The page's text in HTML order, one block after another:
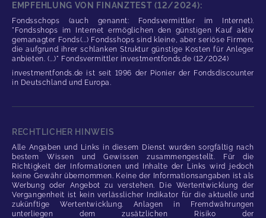
EMPFEHLUNG VON FINANZTEST (12/2024):
Fondsschops (auch genannt: Fondsvermittler im Internet).
"Fondsshops im Internet ermöglichen den günstigen Kauf aktiv
gemanagter Fonds(...) Fondsshops sind kleine, aber seriöse Firmen,
die aufgrund ihrer schlanken Struktur günstige Kosten für Anleger
anbieten. (...)" Fondsvermittler investmentfonds.de (12/2024)
investmentfonds.de ist seit 1996 der Pionier der Fondsdiscounter
in Deutschland und Europa.
RECHTLICHER HINWEIS
Alle Angaben und Links in diesem Dienst wurden sorgfältig nach
bestem Wissen und Gewissen zusammengestellt. Für die
Richtigkeit der Informationen und Inhalte der Links wird jedoch
keine Gewähr übernommen. Keine der Informationsangaben ist als
Werbung oder Angebot zu verstehen. Die Wertentwicklung der
Vergangenheit ist kein verlässlicher Indikator für die aktuelle und
zukünftige Wertentwicklung. Anlagen in Fremdwährungen
unterliegen dem zusätzlichen Risiko der